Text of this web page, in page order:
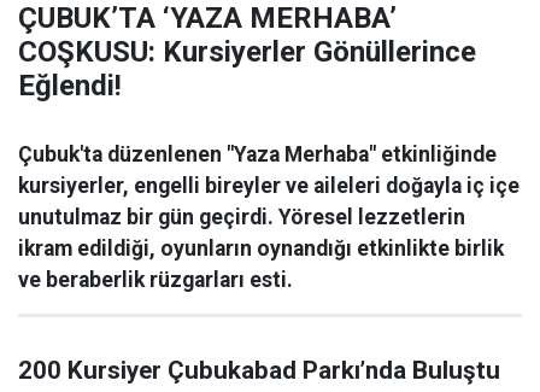
ÇUBUK’TA ‘YAZA MERHABA’
COŞKUSU: Kursiyerler Gönüllerince
Eğlendi!
Çubuk'ta düzenlenen "Yaza Merhaba" etkinliğinde
kursiyerler, engelli bireyler ve aileleri doğayla iç içe
unutulmaz bir gün geçirdi. Yöresel lezzetlerin
ikram edildiği, oyunların oynandığı etkinlikte birlik
ve beraberlik rüzgarları esti.
200 Kursiyer Çubukabad Parkı’nda Buluştu